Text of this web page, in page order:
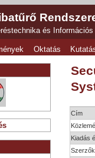
és
Oktatás
Cím
Kiadás
Szerzők